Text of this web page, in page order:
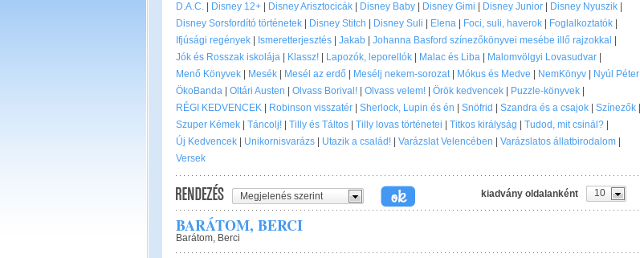
D.A.C.| Disney 12+| Disney Arisztocicák| Disney Baby| Disney Gimi Disney Junior| Disney Nyuszik|
Disney Sorsfordító történetek| Disney Stitch Disney Suli Elena| Foci, suli, haverok| Foglalkoztatók|
Ifjúsági regények| Ismeretterjesztés| Jakab| Johanna Basford színezőkönyvei mesébe illő rajzokkal
Jók és Rosszak iskolája| Klassz!| Lapozók, leporellók| Malac és Liba| Malomvölgyi Lovasudvar|
Menő Könyvek| Mesék| Mesél az erdő| Mesélj nekem-sorozat| Mókus és Medve NemKönyv| Nyúl Péter|
ÖkoBanda| Oltári Austen Olvass Borival!| Olvass velem!| Örök kedvencek| Puzzle-könyvek|
RÉGI KEDVENCEK| Robinson visszatér| Sherlock, Lupin és én Snöfrid Szandra és a csajok| Színezők|
Szuper Kémek| Táncolj!| Tilly és Táltos| Tilly lovas történetei Titkos királyság Tudod, mit csinál?|
Új Kedvencek| Unikornisvarázs| Utazik a család!| Varázslat Velencében Varázslatos állatbirodalom|
Versek
Megjelenés szerint kiadvány oldalanként 10
BARÁTOM, BERCI
Barátom, Berci